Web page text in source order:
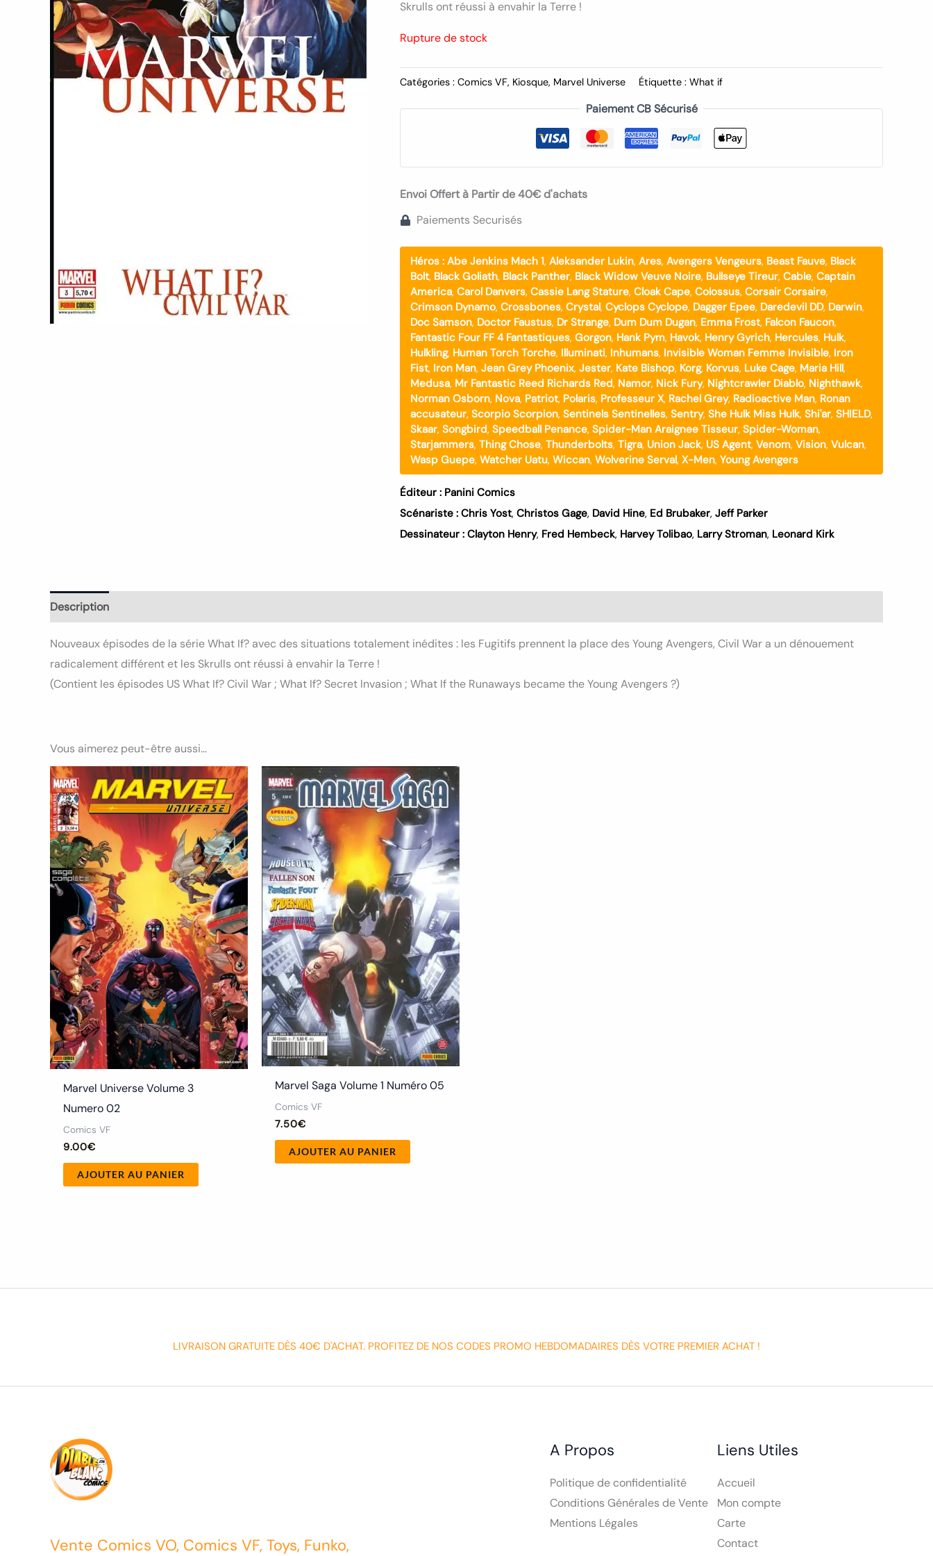
Skrulls ont réussi à envahir la Terre !
Rupture de stock
Catégories : Comics VF, Kiosque, Marvel Universe Étiquette : What if
Paiement CB Sécurisé
Envoi Offert à Partir de 40€ d'achats
Paiements Securisés
Héros : Abe Jenkins Mach 1, Aleksander Lukin, Ares, Avengers Vengeurs, Beast Fauve, Black
Bolt, Black Goliath, Black Panther, Black Widow Veuve Noire, Bullseye Tireur, Cable, Captain
America, Carol Danvers, Cassie Lang Stature, Cloak Cape, Colossus, Corsair Corsaire,
Crimson Dynamo, Crossbones, Crystal, Cyclops Cyclope, Dagger Epee, Daredevil DD, Darwin,
Doc Samson, Doctor Faustus, Dr Strange, Dum Dum Dugan, Emma Frost, Falcon Faucon,
Fantastic Four FF 4 Fantastiques, Gorgon, Hank Pym, Havok, Henry Gyrich, Hercules, Hulk,
Hulkling, Human Torch Torche, Illuminati, Inhumans, Invisible Woman Femme Invisible, Iron
Fist, Iron Man, Jean Grey Phoenix, Jester, Kate Bishop, Korg, Korvus, Luke Cage, Maria Hill,
Medusa, Mr Fantastic Reed Richards Red, Namor, Nick Fury, Nightcrawler Diablo, Nighthawk,
Norman Osborn, Nova, Patriot, Polaris, Professeur X, Rachel Grey, Radioactive Man, Ronan
accusateur, Scorpio Scorpion, Sentinels Sentinelles, Sentry, She Hulk Miss Hulk, Shi'ar, SHIELD,
Skaar, Songbird, Speedball Penance, Spider-Man Araignee Tisseur, Spider-Woman,
Starjammers, Thing Chose, Thunderbolts, Tigra, Union Jack, US Agent, Venom, Vision, Vulcan,
Wasp Guepe, Watcher Uatu, Wiccan, Wolverine Serval, X-Men, Young Avengers
Éditeur : Panini Comics
Scénariste : Chris Yost, Christos Gage, David Hine, Ed Brubaker, Jeff Parker
Dessinateur : Clayton Henry, Fred Hembeck, Harvey Tolibao, Larry Stroman, Leonard Kirk
Description
Nouveaux épisodes de la série What If? avec des situations totalement inédites : les Fugitifs prennent la place des Young Avengers, Civil War a un dénouement
radicalement différent et les Skrulls ont réussi à envahir la Terre !
(Contient les épisodes US What If? Civil War ; What If? Secret Invasion ; What If the Runaways became the Young Avengers ?)
Vous aimerez peut-être aussi…
Marvel Universe Volume 3
Numero 02
Comics VF
9.00€
AJOUTER AU PANIER
Marvel Saga Volume 1 Numéro 05
Comics VF
7.50€
AJOUTER AU PANIER
LIVRAISON GRATUITE DÈS 40€ D'ACHAT. PROFITEZ DE NOS CODES PROMO HEBDOMADAIRES DÈS VOTRE PREMIER ACHAT !
Vente Comics VO, Comics VF, Toys, Funko,
A Propos
Politique de confidentialité
Conditions Générales de Vente
Mentions Légales
Liens Utiles
Accueil
Mon compte
Carte
Contact